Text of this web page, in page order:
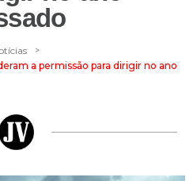
>
a permissão para dirigir no ano